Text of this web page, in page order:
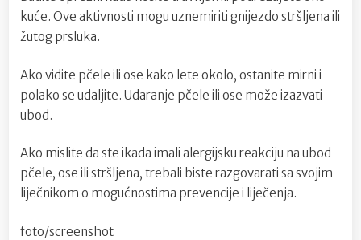
kuće. Ove aktivnosti mogu uznemiriti gnijezdo stršljena ili
žutog prsluka.
Ako vidite pčele ili ose kako lete okolo, ostanite mirni i
polako se udaljite. Udaranje pčele ili ose može izazvati
ubod.
Ako mislite da ste ikada imali alergijsku reakciju na ubod
pčele, ose ili stršljena, trebali biste razgovarati sa svojim
liječnikom o mogućnostima prevencije i liječenja.
foto/screenshot